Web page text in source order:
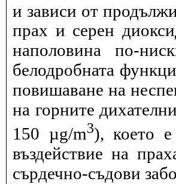
и зависи от
прах и серен
наполовина по-
белодробната
повишаване на
на горните
150 µg/m3), което
въздействие на
сърдечно-съдови